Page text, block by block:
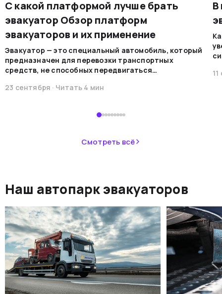
С какой платформой лучше брать
эвакуатор Обзор платформ
эвакуаторов и их применение
Эвакуатор — это специальный автомобиль, который
предназначен для перевозки транспортных
средств, не способных передвигаться
машины обеспечивают безопасную
23 сентября · Читать 4 мин
В
Смотреть всё
Наш автопарк эвакуаторов